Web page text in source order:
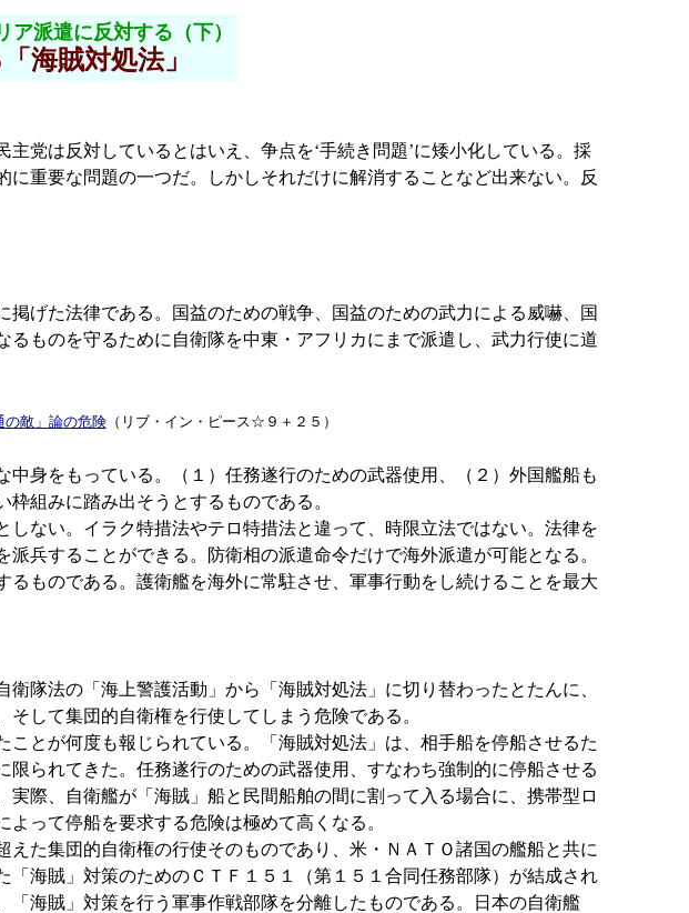
ア派遣に反対する（下）
海賊対処法」
党は反対しているとはいえ、争点を‘手続き問題’に矮小化している。採
重要な問題の一つだ。しかしそれだけに解消することなど出来ない。反
げた法律である。国益のための戦争、国益のための武力による威嚇、国
ものを守るために自衛隊を中東・アフリカにまで派遣し、武力行使に道
敵」論の危険（リブ・イン・ピース☆９＋２５）
身をもっている。（１）任務遂行のための武器使用、（２）外国艦船も
組みに踏み出そうとするものである。
ない。イラク特措法やテロ特措法と違って、時限立法ではない。法律を
兵することができる。防衛相の派遣命令だけで海外派遣が可能となる。
ものである。護衛艦を海外に常駐させ、軍事行動をし続けることを最大
隊法の「海上警護活動」から「海賊対処法」に切り替わったとたんに、
して集団的自衛権を行使してしまう危険である。
とが何度も報じられている。「海賊対処法」は、相手船を停船させるた
られてきた。任務遂行のための武器使用、すなわち強制的に停船させる
際、自衛艦が「海賊」船と民間船舶の間に割って入る場合に、携帯型ロ
って停船を要求する危険は極めて高くなる。
た集団的自衛権の行使そのものであり、米・ＮＡＴＯ諸国の艦船と共に
海賊」対策のためのＣＴＦ１５１（第１５１合同任務部隊）が結成され
海賊」対策を行う軍事作戦部隊を分離したものである。日本の自衛艦